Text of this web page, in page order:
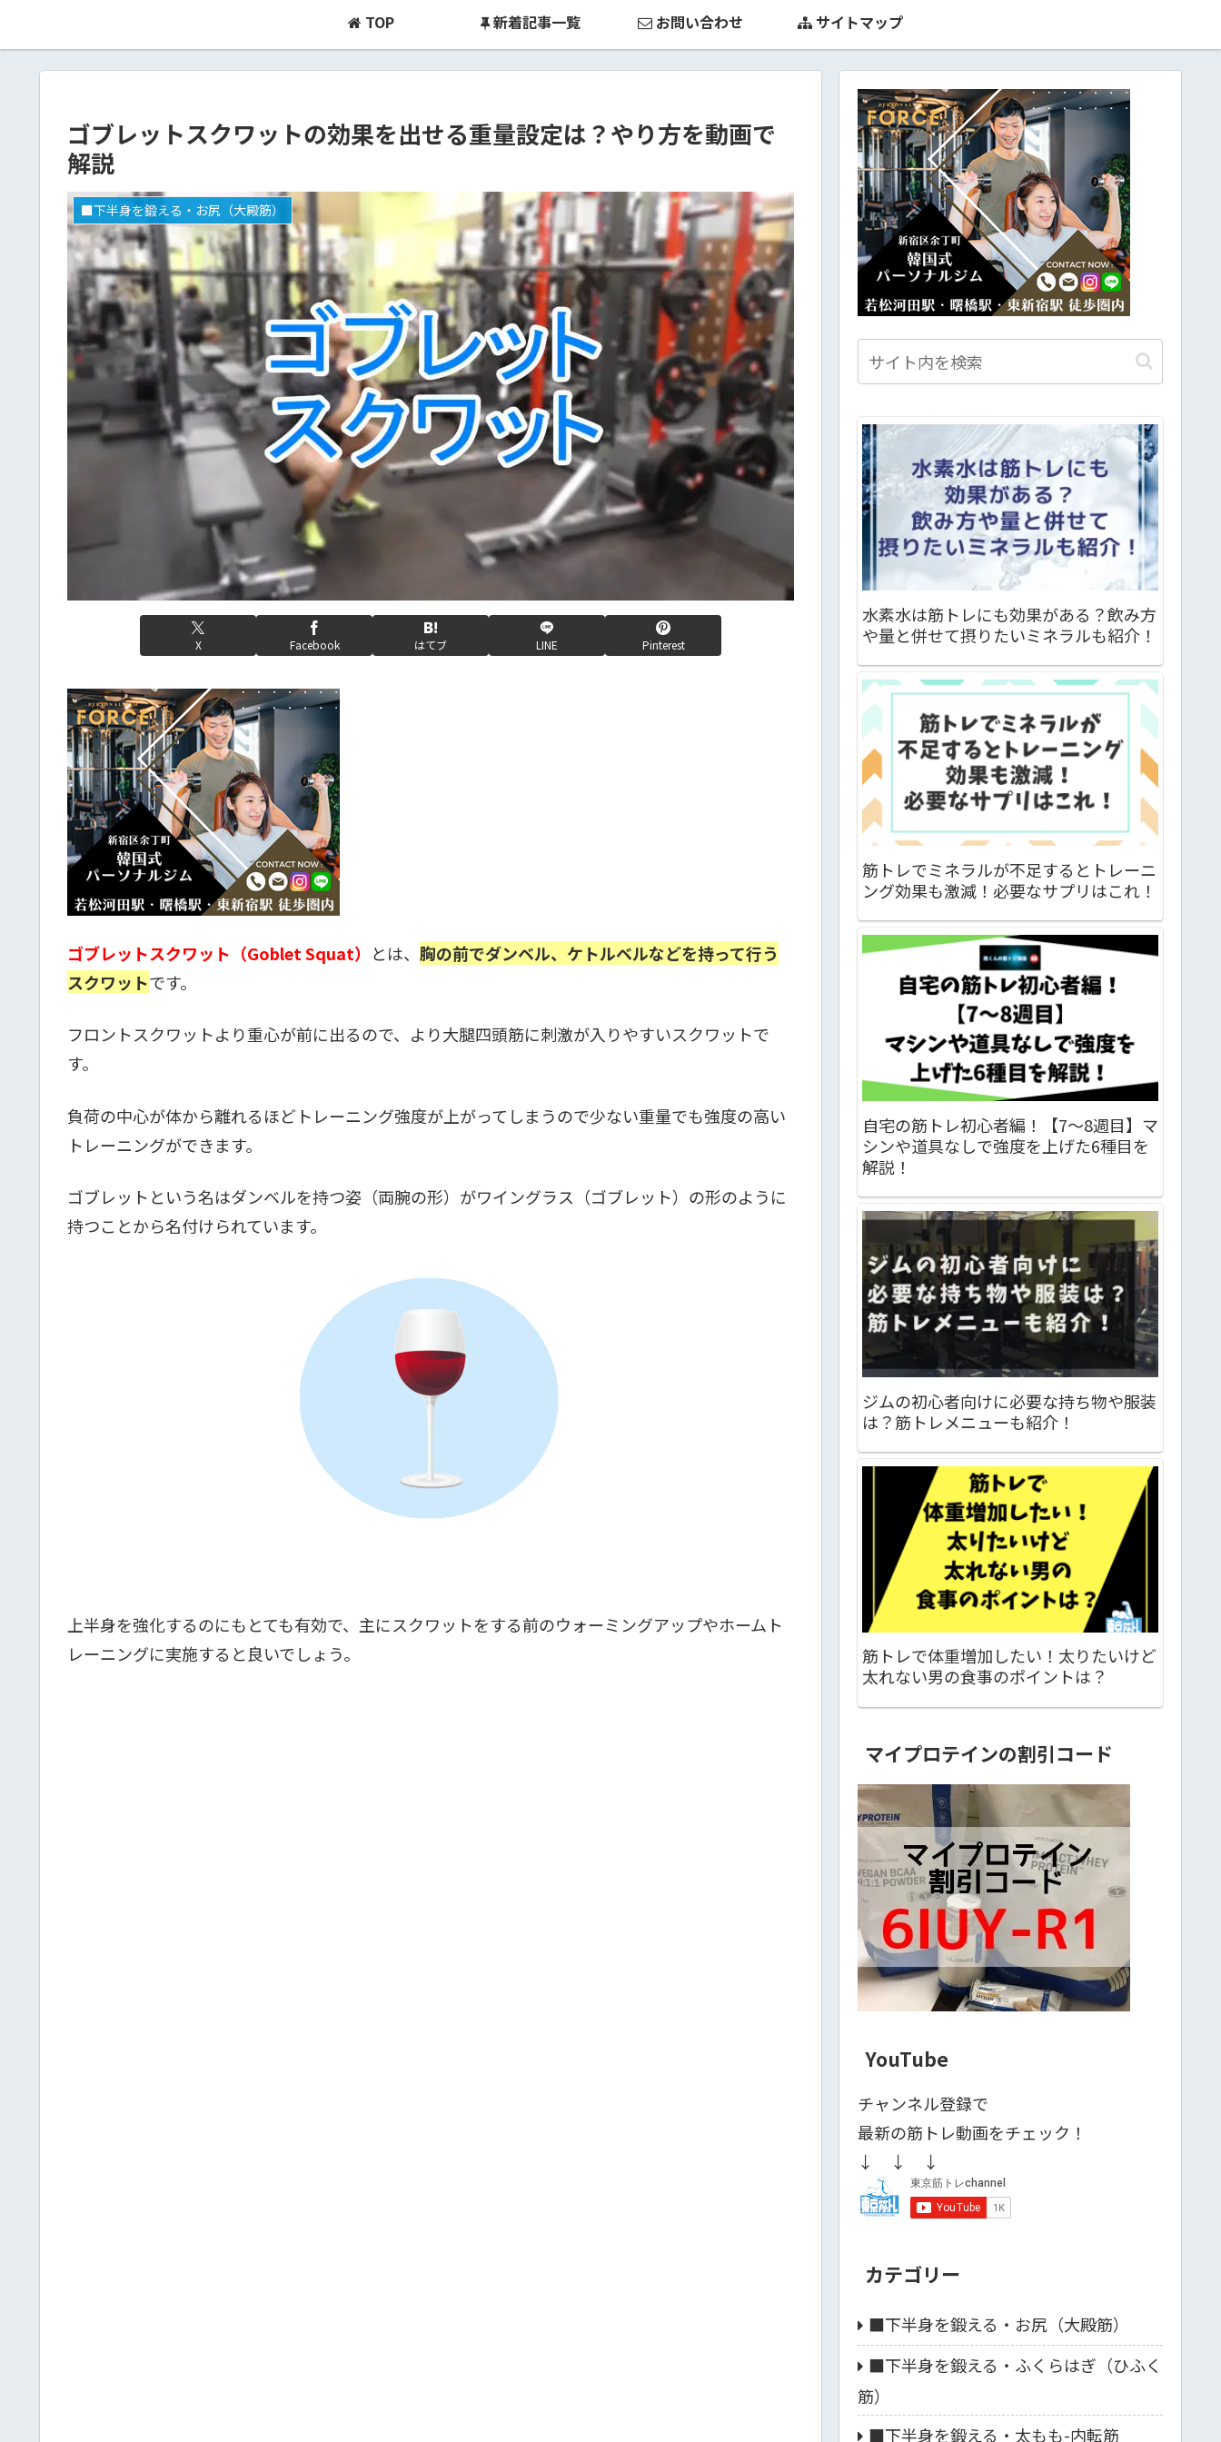
TOP 新着記事一覧 お問い合わせ サイトマップ
ゴブレットスクワットの効果を出せる重量設定は？やり方を動画で
解説
■下半身を鍛える・お尻（大殿筋）
X Facebook はてブ LINE Pinterest
ゴブレットスクワット（Goblet Squat） とは、 胸の前でダンベル、ケトルベルなどを持って行う
スクワットです。
フロントスクワットより重心が前に出るので、より大腿四頭筋に刺激が入りやすいスクワットで
す。
負荷の中心が体から離れるほどトレーニング強度が上がってしまうので少ない重量でも強度の高い
トレーニングができます。
ゴブレットという名はダンベルを持つ姿（両腕の形）がワイングラス（ゴブレット）の形のように
持つことから名付けられています。
上半身を強化するのにもとても有効で、主にスクワットをする前のウォーミングアップやホームト
レーニングに実施すると良いでしょう。
水素水は筋トレにも効果がある？飲み方
や量と併せて摂りたいミネラルも紹介！
筋トレでミネラルが不足するとトレーニ
ング効果も激減！必要なサプリはこれ！
自宅の筋トレ初心者編！【7～8週目】マ
シンや道具なしで強度を上げた6種目を
解説！
ジムの初心者向けに必要な持ち物や服装
は？筋トレメニューも紹介！
筋トレで体重増加したい！太りたいけど
太れない男の食事のポイントは？
マイプロテインの割引コード
YouTube
チャンネル登録で
最新の筋トレ動画をチェック！
↓ ↓ ↓
カテゴリー
■下半身を鍛える・お尻（大殿筋）
■下半身を鍛える・ふくらはぎ（ひふく
筋）
■下半身を鍛える・太もも-内転筋